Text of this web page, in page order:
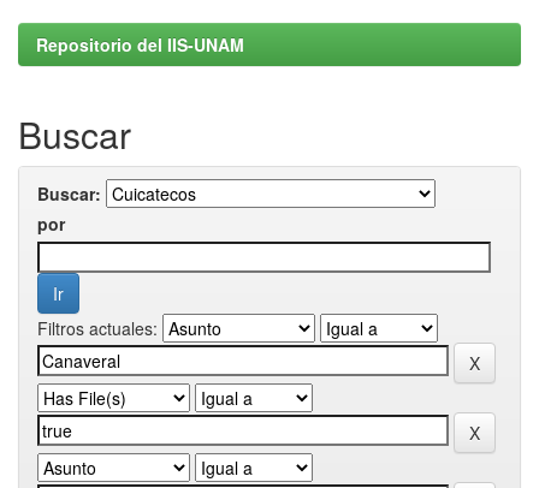
Repositorio del IIS-UNAM
Buscar
Buscar:
por
Filtros actuales: